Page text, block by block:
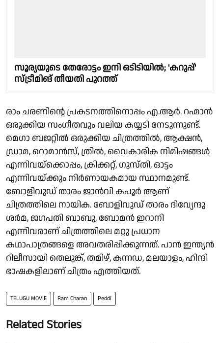
സൂര്യയുടെ തേരോട്ടം ഇനി ഒടിടിയിൽ; 'കറുപ്പ്'
സ്ട്രീമിങ് തീയതി പുറത്ത്
രാം ചരണിന്റെ പ്രകടനത്തിനൊപ്പം എ.ആർ. റഹ്മാൻ
ഒരുക്കിയ സംഗീതവും വലിയ കയ്യടി നേടുന്നുണ്ട്.
മെഗാ ബജറ്റിൽ ഒരുക്കിയ ചിത്രത്തിൽ, ആക്ഷൻ,
ഡ്രാമ, റൊമാൻസ്, ത്രിൽ, വൈകാരിക നിമിഷങ്ങൾ
എന്നിവയ്ക്കൊപ്പം, ക്രിക്കറ്റ്, ഗുസ്തി, ഓട്ടം
എന്നിവയ്ക്കും നിർണായകമായ സ്ഥാനമുണ്ട്.
ബോളിവുഡ് താരം ജാൻവി കപൂർ ആണ്
ചിത്രത്തിലെ നായിക. ബോളിവുഡ് താരം ദിവ്യേന്ദു
ശർമ, ജഗപതി ബാബു, ബോമൻ ഇറാനി
എന്നിവരാണ് ചിത്രത്തിലെ മറ്റു പ്രധാന
കഥാപാത്രങ്ങളെ അവതരിപ്പിക്കുന്നത്. പാൻ ഇന്ത്യൻ
റിലീസായി തെലുങ്ക്, തമിഴ്, കന്നഡ, മലയാളം, ഹിന്ദി
ഭാഷകളിലാണ് ചിത്രം എത്തിയത്.
TELUGU MOVIE Ram Charan Peddi
Related Stories